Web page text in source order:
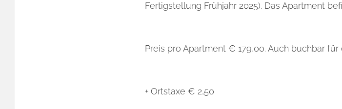
Fertigstellung Frühjahr 2025). Das Apartment
Preis pro Apartment € 179,00. Auch buchbar für
+ Ortstaxe € 2,50